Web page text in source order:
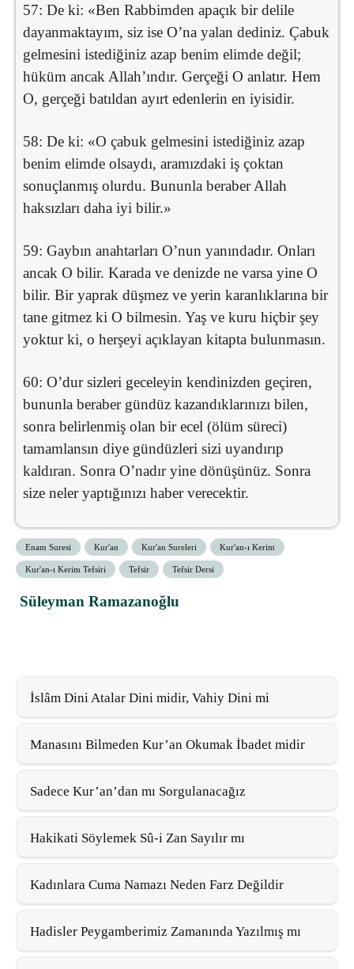
57: De ki: «Ben Rabbimden apaçık bir delile
dayanmaktayım, siz ise O’na yalan dediniz. Çabuk
gelmesini istediğiniz azap benim elimde değil;
hüküm ancak Allah’ındır. Gerçeği O anlatır. Hem
O, gerçeği batıldan ayırt edenlerin en iyisidir.
58: De ki: «O çabuk gelmesini istediğiniz azap
benim elimde olsaydı, aramızdaki iş çoktan
sonuçlanmış olurdu. Bununla beraber Allah
haksızları daha iyi bilir.»
59: Gaybın anahtarları O’nun yanındadır. Onları
ancak O bilir. Karada ve denizde ne varsa yine O
bilir. Bir yaprak düşmez ve yerin karanlıklarına bir
tane gitmez ki O bilmesin. Yaş ve kuru hiçbir şey
yoktur ki, o herşeyi açıklayan kitapta bulunmasın.
60: O’dur sizleri geceleyin kendinizden geçiren,
bununla beraber gündüz kazandıklarınızı bilen,
sonra belirlenmiş olan bir ecel (ölüm süreci)
tamamlansın diye gündüzleri sizi uyandırıp
kaldıran. Sonra O’nadır yine dönüşünüz. Sonra
size neler yaptığınızı haber verecektir.
Enam Suresi Kur'an Kur'an Sureleri Kur'an-ı Kerim
Kur'an-ı Kerim Tefsiri Tefsir Tefsir Dersi
Süleyman Ramazanoğlu
İslâm Dini Atalar Dini midir, Vahiy Dini mi
Manasını Bilmeden Kur’an Okumak İbadet midir
Sadece Kur’an’dan mı Sorgulanacağız
Hakikati Söylemek Sû-i Zan Sayılır mı
Kadınlara Cuma Namazı Neden Farz Değildir
Hadisler Peygamberimiz Zamanında Yazılmış mı